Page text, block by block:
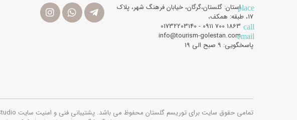
placeاستان: گلستان،گرگان، خیابان فرهنگ شهر، پلاک
17، طبقه: همکف،
call
email
info@tourism-golestan.com
پاسخگویی: ۹ صبح الی 19
تمامی حقوق سایت برای توریسم گلستان محفوظ می باشد. پشتیبانی فنی و امنیت سایت XCode Studio